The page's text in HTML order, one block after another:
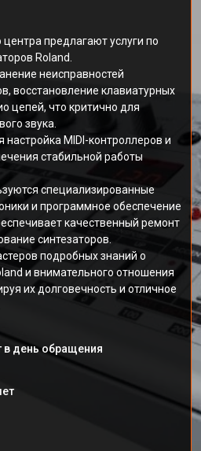
предлагают услуги по
Roland.
неисправностей
восстановление клавиатурных
цепей, что критично для
звука.
MIDI-контроллеров и
стабильной работы
специализированные
и программное обеспечение
качественный ремонт
синтезаторов.
подробных знаний о
и внимательного отношения
их долговечность и отличное
в день обращения